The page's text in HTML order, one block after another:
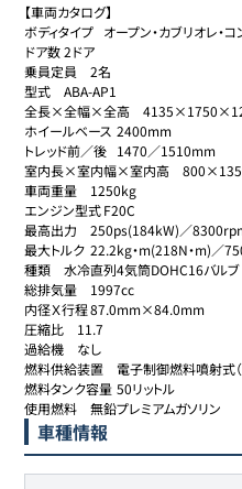
【車両カタログ】
ボディタイプ	オープン・カブリオレ・コンバーチブル
ドア数	2ドア
乗員定員	2名
型式	ABA-AP1
全長×全幅×全高	4135×1750×1285mm
ホイールベース	2400mm
トレッド前／後	1470／1510mm
室内長×室内幅×室内高	800×1350×1055mm
車両重量	1250kg
エンジン型式	F20C
最高出力	250ps(184kW)／8300rpm
最大トルク	22.2kg・m(218N・m)／7500rpm
種類	水冷直列4気筒DOHC16バルブ
総排気量	1997cc
内径Ｘ行程	87.0mm×84.0mm
圧縮比	11.7
過給機	なし
燃料供給装置	電子制御燃料噴射式（ホンダPGM-FI）
燃料タンク容量	50リットル
使用燃料	無鉛プレミアムガソリン
車種情報